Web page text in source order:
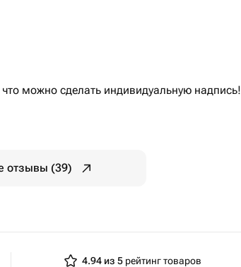
можно сделать индивидуальную надпись!
отзывы (39)
4.94 из 5 рейтинг товаров